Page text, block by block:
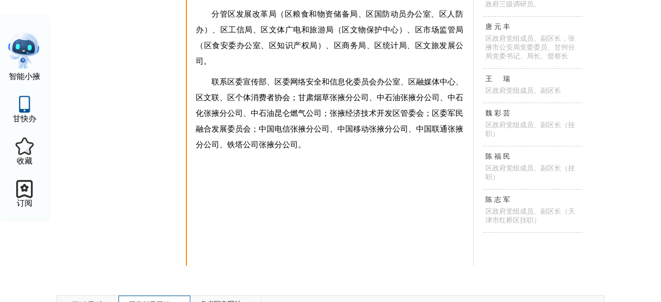
智能小掖
甘快办
收藏
订阅
分管区发展改革局（区粮食和物资储备局、区国防动员办公室、区人防
办）、区工信局、区文体广电和旅游局（区文物保护中心）、区市场监管局
（区食安委办公室、区知识产权局）、区商务局、区统计局、区文旅发展公
司。
联系区委宣传部、区委网络安全和信息化委员会办公室、区融媒体中心、
区文联、区个体消费者协会；甘肃烟草张掖分公司、中石油张掖分公司、中石
化张掖分公司、中石油昆仑燃气公司；张掖经济技术开发区管委会；区委军民
融合发展委员会；中国电信张掖分公司、中国移动张掖分公司、中国联通张掖
分公司、铁塔公司张掖分公司。
政府三级调研员。
唐元丰
区政府党组成员、副区长，张
掖市公安局党委委员、甘州分
局党委书记、局长、督察长
王瑞
区政府党组成员、副区长
魏彩芸
区政府党组成员、副区长（挂
职）
陈福民
区政府党组成员、副区长（挂
职）
陈志军
区政府党组成员、副区长（天
津市红桥区挂职）